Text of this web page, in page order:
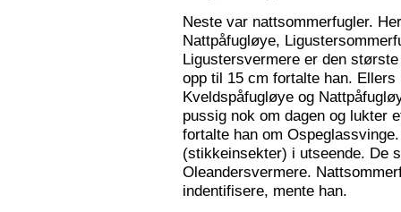
Neste var nattsommerfugler.
Nattpåfugløye,
Ligustersvermere er den
opp til 15 cm fortalte han.
Kveldspåfugløye og
pussig nok om dagen og lukter
fortalte han om
(stikkeinsekter) i utseende. De
Oleandersvermere.
indentifisere, mente han.